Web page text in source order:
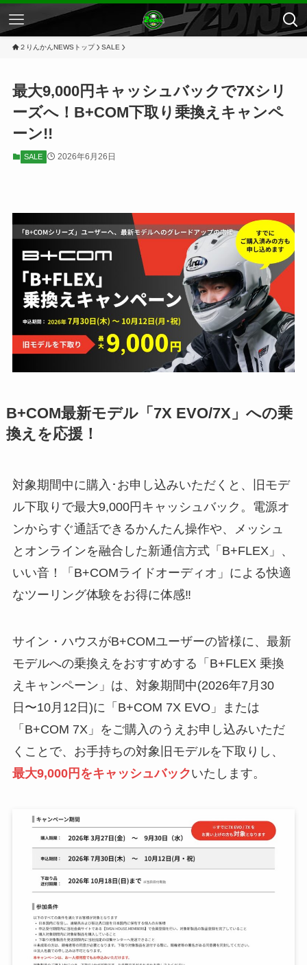
２りんかんNEWSトップ SALE
最大9,000円キャッシュバックで7Xシリ
ーズへ！B+COM下取り乗換えキャンペ
ーン!!
SALE 2026年6月26日
B+COM最新モデル「7X EVO/7X」への乗
換えを応援！
対象期間中に購入･お申し込みいただくと、旧モデ
ル下取りで最大9,000円キャッシュバック。電源オ
ンからすぐ通話できるかんたん操作や、メッシュ
とオンラインを融合した新通信方式「B+FLEX」、
いい音！「B+COMライドオーディオ」による快適
なツーリング体験をお得に体感‼
サイン・ハウスがB+COMユーザーの皆様に、最新
モデルへの乗換えをおすすめする「B+FLEX 乗換
えキャンペーン」は、対象期間中(2026年7月30
日〜10月12日)に「B+COM 7X EVO」または
「B+COM 7X」をご購入のうえお申し込みいただ
くことで、お手持ちの対象旧モデルを下取りし、
最大9,000円をキャッシュバックいたします。